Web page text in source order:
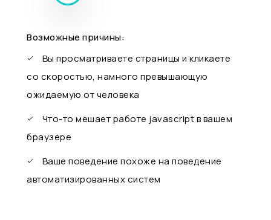
Возможные причины:
Вы просматриваете страницы и кликаете
со скоростью, намного превышающую
ожидаемую от человека
Что-то мешает работе javascript в вашем
браузере
Ваше поведение похоже на поведение
автоматизированных систем